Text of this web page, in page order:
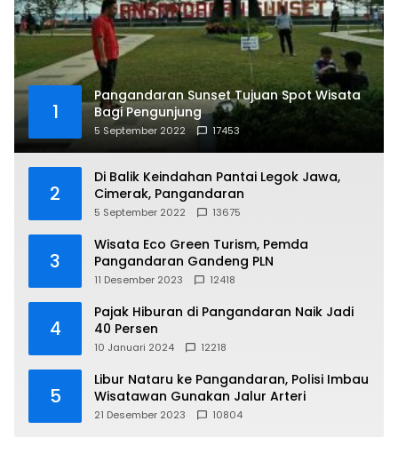
1
Pangandaran Sunset Tujuan Spot Wisata
Bagi Pengunjung
5 September 2022 17453
2
Di Balik Keindahan Pantai Legok Jawa,
Cimerak, Pangandaran
5 September 2022 13675
3
Wisata Eco Green Turism, Pemda
Pangandaran Gandeng PLN
11 Desember 2023 12418
4
Pajak Hiburan di Pangandaran Naik Jadi
40 Persen
10 Januari 2024 12218
5
Libur Nataru ke Pangandaran, Polisi Imbau
Wisatawan Gunakan Jalur Arteri
21 Desember 2023 10804